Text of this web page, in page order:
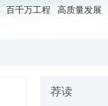
百千万工程 高质量发展
荐读